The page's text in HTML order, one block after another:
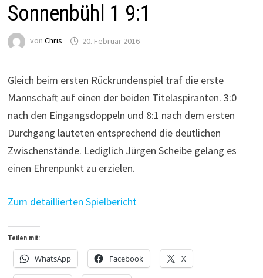
Sonnenbühl 1 9:1
von Chris 20. Februar 2016
Gleich beim ersten Rückrundenspiel traf die erste
Mannschaft auf einen der beiden Titelaspiranten. 3:0
nach den Eingangsdoppeln und 8:1 nach dem ersten
Durchgang lauteten entsprechend die deutlichen
Zwischenstände. Lediglich Jürgen Scheibe gelang es
einen Ehrenpunkt zu erzielen.
Zum detaillierten Spielbericht
Teilen mit:
WhatsApp Facebook X